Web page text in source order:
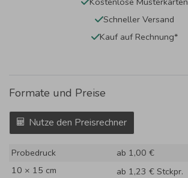
Schneller Versand
Kauf auf Rechnung*
Formate und Preise
Nutze den Preisrechner
Probedruck
ab 1,00 €
10 × 15 cm
ab 1,23 € Stckpr.